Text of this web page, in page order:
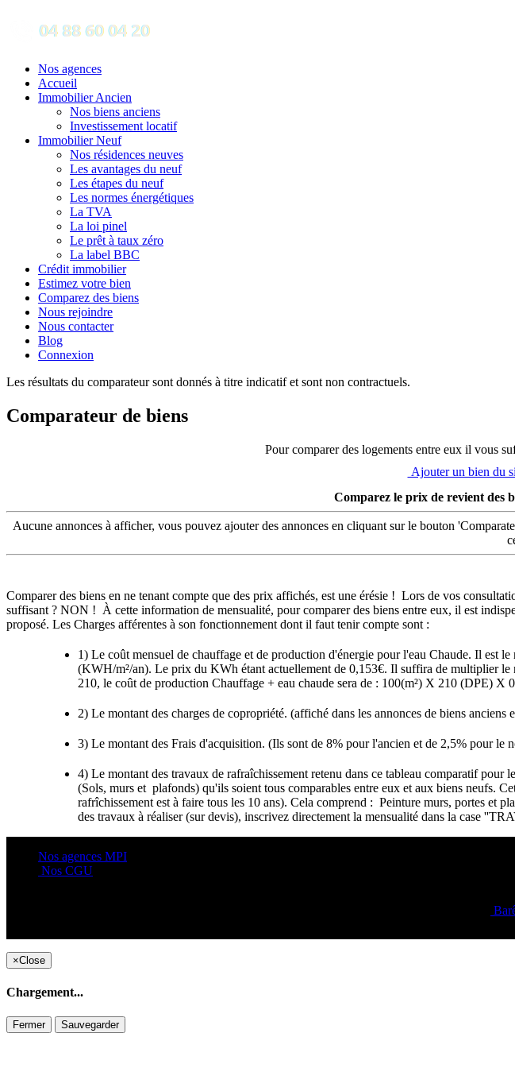
Nos agences
Accueil
Immobilier Ancien
Nos biens anciens
Investissement locatif
Immobilier Neuf
Nos résidences neuves
Les avantages du neuf
Les étapes du neuf
Les normes énergétiques
La TVA
La loi pinel
Le prêt à taux zéro
La label BBC
Crédit immobilier
Estimez votre bien
Comparez des biens
Nous rejoindre
Nous contacter
Blog
Connexion
Les résultats du comparateur sont donnés à titre indicatif et sont non contractuels.
Comparateur de biens
Pour comparer des logements entre eux il vous
Ajouter un bien du
Comparez le prix de revient des
Aucune annonces à afficher, vous pouvez ajouter des annonces en cliquant sur le bouton
Comparer des biens en ne tenant compte que des prix affichés, est une érésie ! Lors de vos
suffisant ? NON ! À cette information de mensualité, pour comparer des biens entre eux, il est
proposé. Les Charges afférentes à son fonctionnement dont il faut tenir compte sont :
1) Le coût mensuel de chauffage et de production d'énergie pour l'eau Chaude. Il est
(KWH/m²/an). Le prix du KWh étant actuellement de 0,153€. Il suffira de multiplier
210, le coût de production Chauffage + eau chaude sera de : 100(m²) X 210 (DPE)
2) Le montant des charges de copropriété. (affiché dans les annonces de biens
3) Le montant des Frais d'acquisition. (Ils sont de 8% pour l'ancien et de 2,5% pour
4) Le montant des travaux de rafraîchissement retenu dans ce tableau comparatif pour
(Sols, murs et plafonds) qu'ils soient tous comparables entre eux et aux biens neufs.
rafrîchissement est à faire tous les 10 ans). Cela comprend : Peinture murs, portes et
des travaux à réaliser (sur devis), inscrivez directement la mensualité dans la case
Nos agences MPI
Nos CGU
×Close
Chargement...
Fermer Sauvegarder